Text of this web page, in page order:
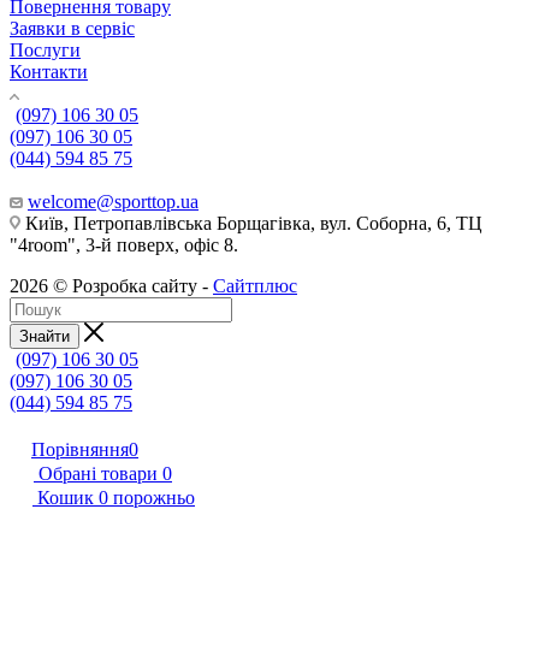
Повернення товару
Заявки в сервіс
Послуги
Контакти
(097) 106 30 05
(097) 106 30 05
(044) 594 85 75
welcome@sporttop.ua
Київ, Петропавлівська Борщагівка, вул. Соборна, 6, ТЦ
"4room", 3-й поверх, офіс 8.
2026 © Розробка сайту - Сайтплюс
Знайти
(097) 106 30 05
(097) 106 30 05
(044) 594 85 75
Порівняння0
Обрані товари 0
Кошик 0 порожньо